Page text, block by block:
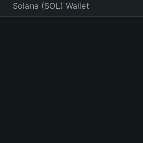
Solana (SOL) Wallet